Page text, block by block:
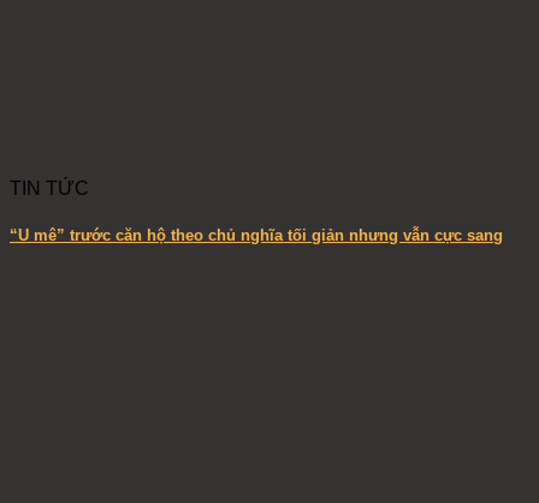
TIN TỨC
“U mê” trước căn hộ theo chủ nghĩa tối giản nhưng vẫn cực sang